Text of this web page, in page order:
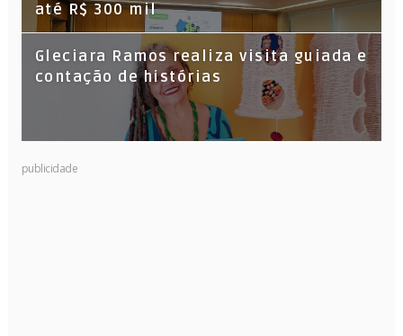
até R$ 300 mil
Gleciara Ramos realiza visita guiada e
contação de histórias
publicidade